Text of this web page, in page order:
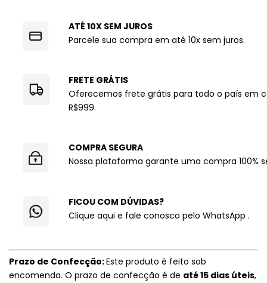
ATÉ 10X SEM JUROS
Parcele sua compra em até 10x sem juros.
FRETE GRÁTIS
Oferecemos frete grátis para todo o país em
R$999.
COMPRA SEGURA
Nossa plataforma garante uma compra 100%
FICOU COM DÚVIDAS?
Clique aqui e fale conosco pelo WhatsApp .
Prazo de Confecção:Este produto é feito sob
encomenda. O prazo de confecção é de até 15 dias úteis,